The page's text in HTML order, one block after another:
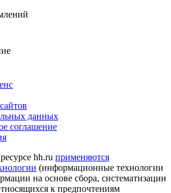
данных
соглашение
hh.ru применяются
(информационные технологии
на основе сбора, систематизации
к предпочтениям